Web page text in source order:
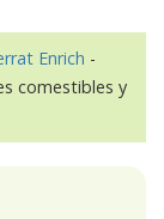
Enrich -
comestibles y